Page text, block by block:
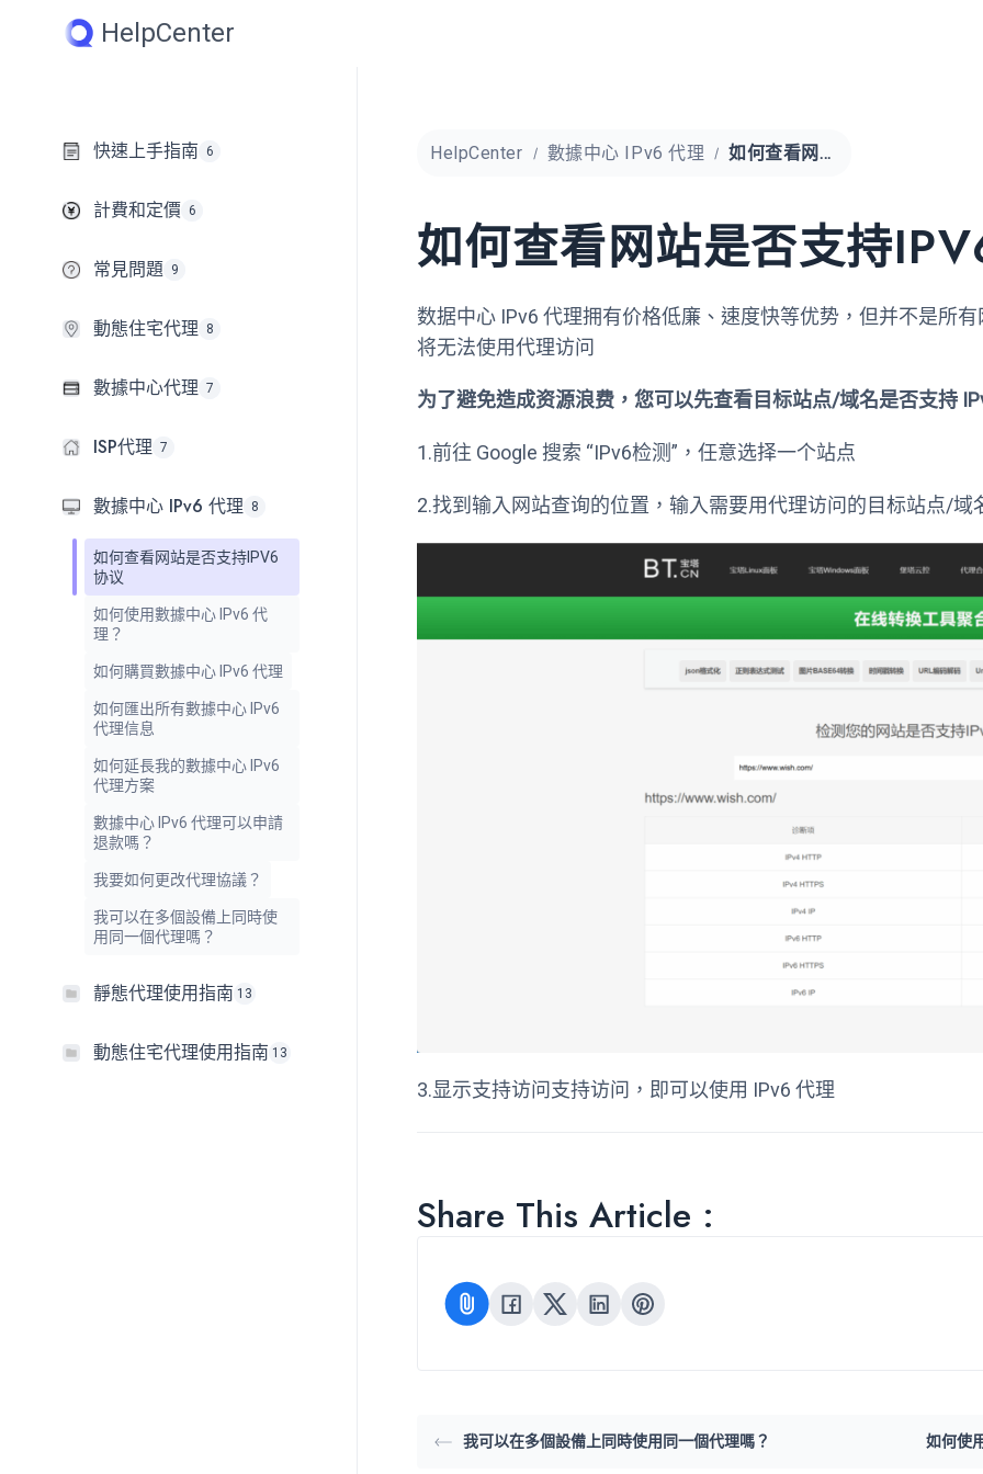
HelpCenter
快速上手指南 6
計費和定價 6
常見問題 9
動態住宅代理 8
數據中心代理 7
ISP代理 7
數據中心 IPv6 代理 8
如何查看网站是否支持IPV6
协议
如何使用數據中心 IPv6 代
理？
如何購買數據中心 IPv6 代理
如何匯出所有數據中心 IPv6
代理信息
如何延長我的數據中心 IPv6
代理方案
數據中心 IPv6 代理可以申請
退款嗎？
我要如何更改代理協議？
我可以在多個設備上同時使
用同一個代理嗎？
靜態代理使用指南 13
動態住宅代理使用指南 13
HelpCenter 數據中心 IPv6 代理 如何查看网站是否支持IPV6协议
如何查看网站是否支持
数据中心 IPv6 代理拥有价格低廉、速度快等优势，但并不是所
将无法使用代理访问
为了避免造成资源浪费，您可以先查看目标站点/域名是否支持
1.前往 Google 搜索 “IPv6检测”，任意选择一个站点
2.找到输入网站查询的位置，输入需要用代理访问的目标站点/域
3.显示支持访问支持访问，即可以使用 IPv6 代理
Share This Article :
我可以在多個設備上同時使用同一個代理嗎？ 如何使